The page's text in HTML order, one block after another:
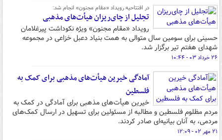
در افتتاحیه رویداد «مقام مجنون» انجام شد:
تجلیل از چای‌ریزان هیأت‌های مذهبی
رویداد «مقام مجنون» ویژه نکوداشت پیرغلامان
حسینی برای سومین سال متوالی به همت بنیاد دعبل خزاعی در مجموعه
شهدای هفتم تیر برگزار شد.
۲۶ خرداد ۰۳ - ۱۰:۴۴
آمادگی خیرین هیأت‌های مذهبی برای کمک به
فلسطین
خیرین هیأت‌های مذهبی برای آمادگی در کمک به
مردم مظلوم فلسطین و مطالبه از مسئولین برای تسهیل در ارسال کمک‌های
مردمی، به آنان بیانیه‌ای صادر کردند.
۲۱ مهر ۰۲ - ۱۲:۰۹